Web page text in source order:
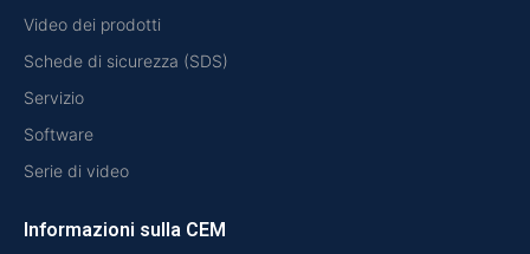
Video dei prodotti
Schede di sicurezza (SDS)
Servizio
Software
Serie di video
Informazioni sulla CEM